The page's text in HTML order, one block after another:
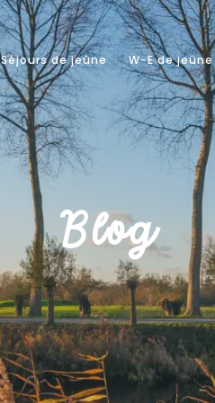
Séjours de jeûne W-E de jeûne
Blog